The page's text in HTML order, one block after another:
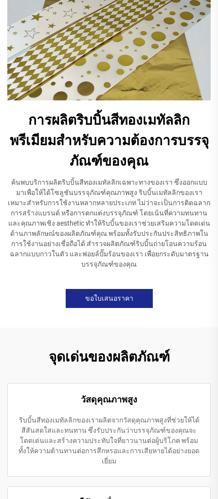
การผลิตริบบิ้นสีทองเมทัลลิก
พรีเมียมสำหรับความต้องการบรรจุ
ภัณฑ์ของคุณ
ค้นพบบริการผลิตริบบิ้นสีทองเมทัลลิกเฉพาะทางของเรา ซึ่งออกแบบ
มาเพื่อให้ได้โซลูชันบรรจุภัณฑ์คุณภาพสูง ริบบิ้นเมทัลลิกของเรา
เหมาะสำหรับการใช้งานหลากหลายประเภท ไม่ว่าจะเป็นการติดฉลาก
การสร้างแบรนด์ หรือการตกแต่งบรรจุภัณฑ์ โดยเน้นที่ความทนทาน
และคุณภาพเชิง aesthetic ทำให้ริบบิ้นของเราช่วยเสริมความโดดเด่น
ด้านภาพลักษณ์ของผลิตภัณฑ์คุณ พร้อมทั้งรับประกันประสิทธิภาพใน
การใช้งานอย่างเชื่อถือได้ สำรวจผลิตภัณฑ์ริบบิ้นถ่ายโอนความร้อน
ฉลากแบบกาวในตัว และฟอยล์ปั๊มร้อนของเรา เพื่อยกระดับมาตรฐาน
บรรจุภัณฑ์ของคุณ
ขอใบเสนอราคา
จุดเด่นของผลิตภัณฑ์
วัสดุคุณภาพสูง
ริบบิ้นสีทองเมทัลลิกของเราผลิตจากวัสดุคุณภาพสูงที่ช่วยให้ได้
สีสันสดใสและทนทาน ซึ่งรับประกันว่าบรรจุภัณฑ์ของคุณจะ
โดดเด่นและสร้างความประทับใจที่ยาวนานต่อผู้บริโภค พร้อม
ทั้งให้ความต้านทานต่อการสึกหรอและการเสียหายได้อย่างยอด
เยี่ยม